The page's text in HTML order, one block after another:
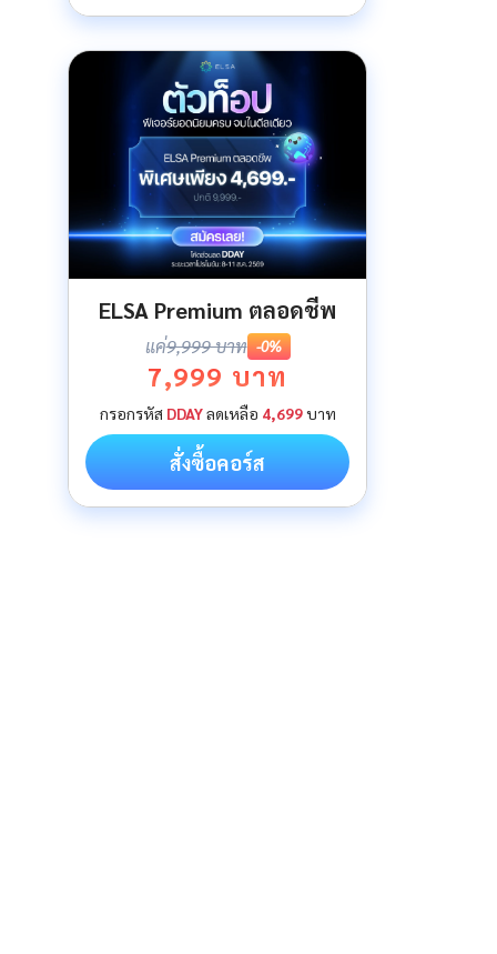
ELSA Premium ตลอดชีพ
แค่9,999 บาท -0%
7,999 บาท
กรอกรหัส DDAYลดเหลือ 4,699บาท
สั่งซื้อคอร์ส